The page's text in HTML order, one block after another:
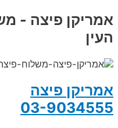
אמריקן פיצה -
העין
אמריקן פיצה
03-9034555